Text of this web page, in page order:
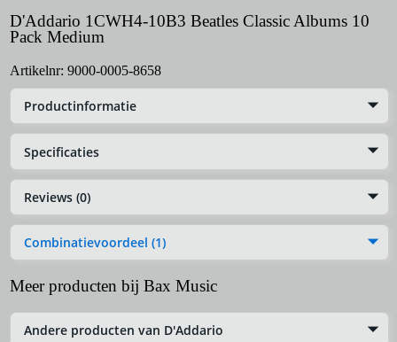
D'Addario 1CWH4-10B3 Beatles Classic Albums 10
Pack Medium
Artikelnr: 9000-0005-8658
Productinformatie
Specificaties
Reviews (0)
Combinatievoordeel (1)
Meer producten bij Bax Music
Andere producten van D'Addario